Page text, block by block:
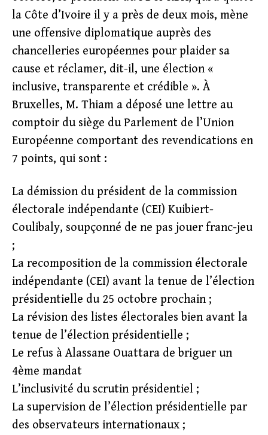
la Côte d’Ivoire il y a près de deux mois, mène
une offensive diplomatique auprès des
chancelleries européennes pour plaider sa
cause et réclamer, dit-il, une élection «
inclusive, transparente et crédible ». À
Bruxelles, M. Thiam a déposé une lettre au
comptoir du siège du Parlement de l’Union
Européenne comportant des revendications en
7 points, qui sont :
La démission du président de la commission
électorale indépendante (CEI) Kuibiert-
Coulibaly, soupçonné de ne pas jouer franc-jeu
;
La recomposition de la commission électorale
indépendante (CEI) avant la tenue de l’élection
présidentielle du 25 octobre prochain ;
La révision des listes électorales bien avant la
tenue de l’élection présidentielle ;
Le refus à Alassane Ouattara de briguer un
4ème mandat
L’inclusivité du scrutin présidentiel ;
La supervision de l’élection présidentielle par
des observateurs internationaux ;